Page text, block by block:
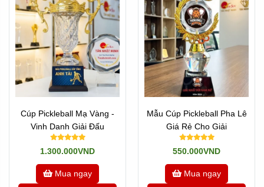
Cúp Pickleball Mạ Vàng -
Vinh Danh Giải Đấu
1.300.000VND
Mua ngay
Mẫu Cúp Pickleball Pha Lê
Giá Rẻ Cho Giải
550.000VND
Mua ngay